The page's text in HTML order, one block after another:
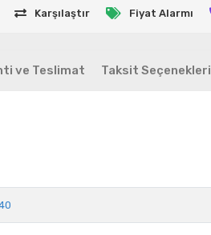
Karşılaştır Fiyat Alarmı
ve Teslimat Taksit Seçenekleri